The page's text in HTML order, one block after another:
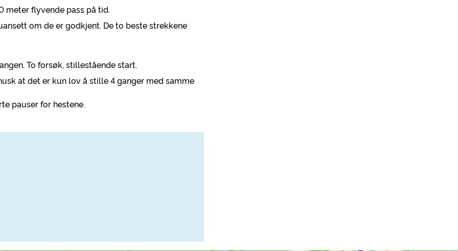
meter flyvende pass på tid.
om de er godkjent. De to beste strekkene
To forsøk, stillestående start.
at det er kun lov å stille 4 ganger med samme
pauser for hestene.